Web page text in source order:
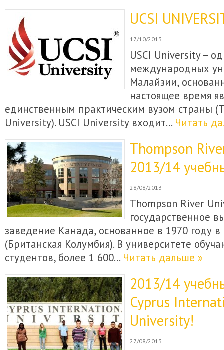
UCSI
17/10/2013
USCI University –
международных
Малайзии,
настоящее время
единственным практическим вузом страны
University). USCI University входит… Читать
Thompson
2013/14
28/08/2013
Thompson River
государственное
заведение Канада, основанное в 1970 году
(Британская Колумбия). В университете
студентов, более 1 600… Читать дальше »
2013/14
Cyprus
University!
27/08/2013